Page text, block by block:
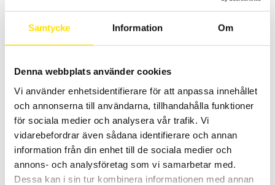
Samtycke Information Om
Denna webbplats använder cookies
Vi använder enhetsidentifierare för att anpassa innehållet
och annonserna till användarna, tillhandahålla funktioner
för sociala medier och analysera vår trafik. Vi
vidarebefordrar även sådana identifierare och annan
information från din enhet till de sociala medier och
annons- och analysföretag som vi samarbetar med.
Dessa kan i sin tur kombinera informationen med annan
Provpistol KANON12 med HIRAT-kontakt. Anpassad för UH28 12 kV.
LÄS MER
Provpistol KANON16 med eller utan HIRAT-kontakt
Provpistol KANON16 med eller utan HIRAT-kontakt.